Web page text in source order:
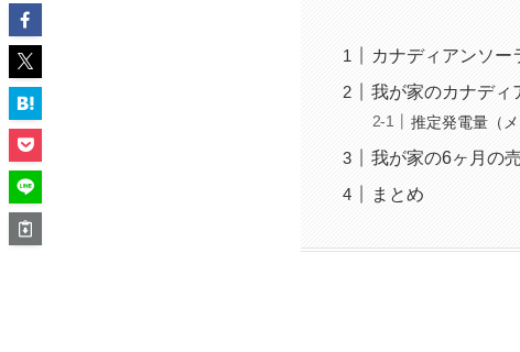
カナディアンソー
我が家のカナディ
推定発電量（メ
我が家の6ヶ月の
まとめ